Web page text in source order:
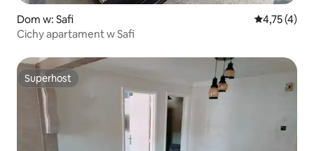
Dom w: Safi Średnia
4,75 (4)
Cichy apartament w Safi
Superhost
Superhost